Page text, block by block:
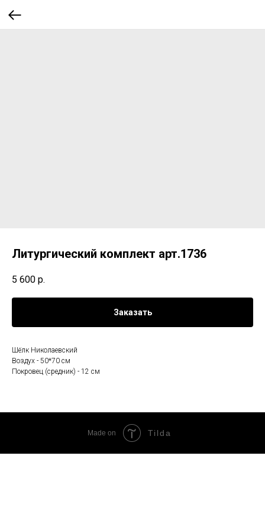
Литургический комплект арт.1736
5 600 р.
Заказать
Шёлк Николаевский
Воздух - 50*70 см
Покровец (средник) - 12 см
Made on Tilda